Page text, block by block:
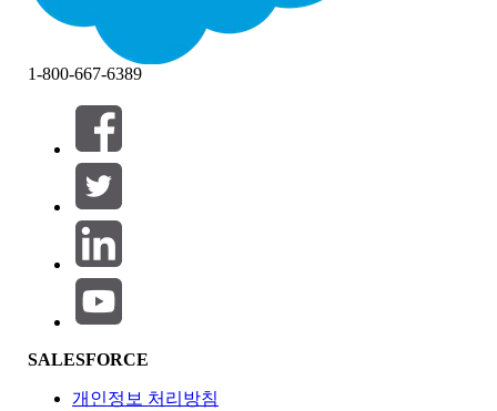
필터 (0)
필터 선택
제품 영역
기능 영향
1-800-667-6389
SALESFORCE
개인정보 처리방침